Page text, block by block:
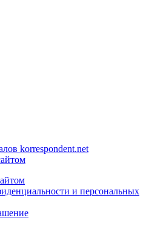
korrespondent.net
и персональных